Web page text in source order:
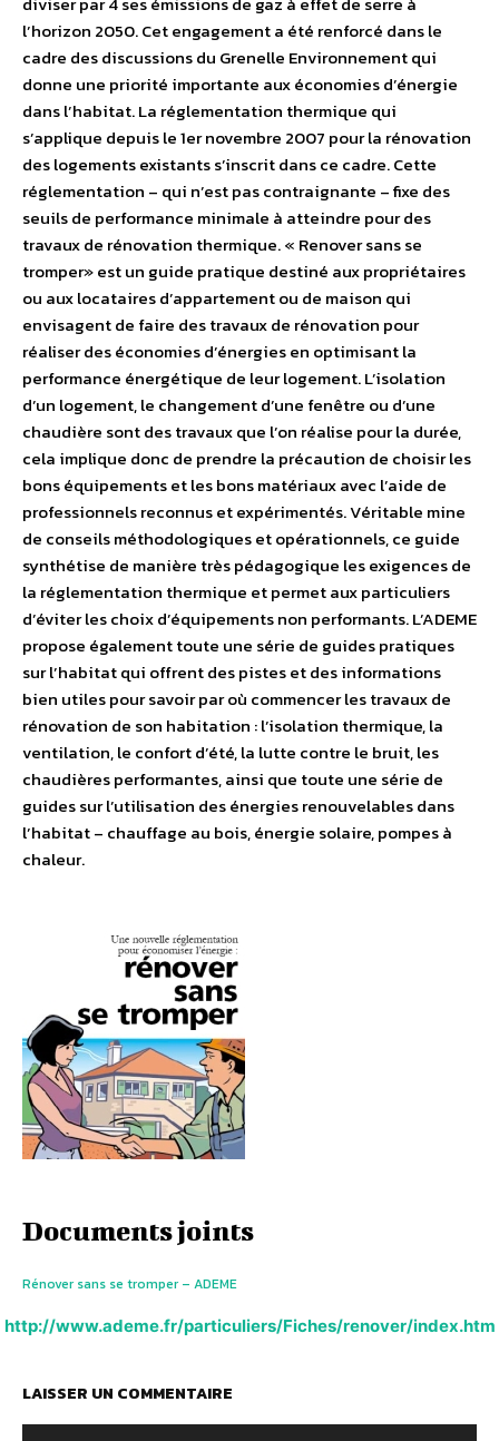
l’horizon 2050. Cet engagement a été renforcé dans le
cadre des discussions du Grenelle Environnement qui
donne une priorité importante aux économies d’énergie
dans l’habitat. La réglementation thermique qui
s’applique depuis le 1er novembre 2007 pour la rénovation
des logements existants s’inscrit dans ce cadre. Cette
réglementation – qui n’est pas contraignante – fixe des
seuils de performance minimale à atteindre pour des
travaux de rénovation thermique. « Renover sans se
tromper» est un guide pratique destiné aux propriétaires
ou aux locataires d’appartement ou de maison qui
envisagent de faire des travaux de rénovation pour
réaliser des économies d’énergies en optimisant la
performance énergétique de leur logement. L’isolation
d’un logement, le changement d’une fenêtre ou d’une
chaudière sont des travaux que l’on réalise pour la durée,
cela implique donc de prendre la précaution de choisir les
bons équipements et les bons matériaux avec l’aide de
professionnels reconnus et expérimentés. Véritable mine
de conseils méthodologiques et opérationnels, ce guide
synthétise de manière très pédagogique les exigences de
la réglementation thermique et permet aux particuliers
d’éviter les choix d’équipements non performants. L’ADEME
propose également toute une série de guides pratiques
sur l’habitat qui offrent des pistes et des informations
bien utiles pour savoir par où commencer les travaux de
rénovation de son habitation : l’isolation thermique, la
ventilation, le confort d’été, la lutte contre le bruit, les
chaudières performantes, ainsi que toute une série de
guides sur l’utilisation des énergies renouvelables dans
l’habitat – chauffage au bois, énergie solaire, pompes à
chaleur.
Documents joints
Rénover sans se tromper – ADEME
http://www.ademe.fr/particuliers/Fiches/renover/index.htm
LAISSER UN COMMENTAIRE